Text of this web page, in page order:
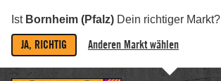
Ist Bornheim (Pfalz) Dein richtiger Markt?
JA, RICHTIG Anderen Markt wählen